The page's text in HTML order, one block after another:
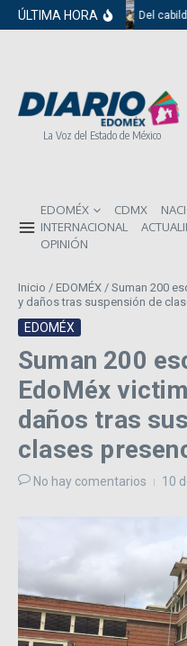
Saltar al contenido
ÚLTIMA HORA Del
La Voz del Estado de México
EDOMÉX CDMX
INTERNACIONAL
OPINIÓN
Inicio / EDOMÉX / Suman 200
y daños tras suspensión de
EDOMÉX
Suman 200
EdoMéx
daños tras
clases
No hay comentarios 10